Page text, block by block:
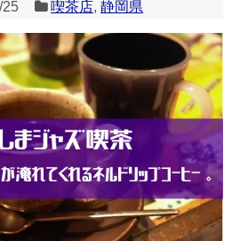
25 喫茶店,静岡県